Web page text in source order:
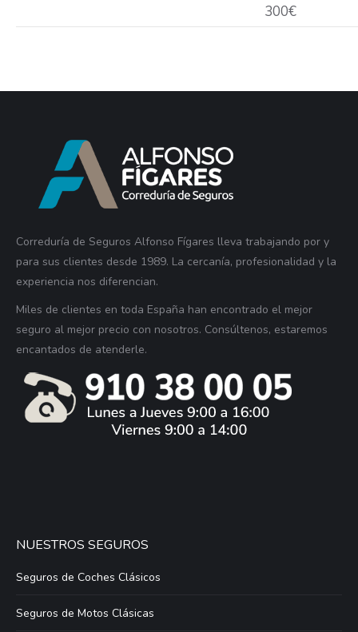
300€
Correduría de Seguros Alfonso Fígares lleva trabajando por y
para sus clientes desde 1989. La cercanía, profesionalidad y la
experiencia nos diferencian.
Miles de clientes en toda España han encontrado el mejor
seguro al mejor precio con nosotros. Consúltenos, estaremos
encantados de atenderle.
NUESTROS SEGUROS
Seguros de Coches Clásicos
Seguros de Motos Clásicas